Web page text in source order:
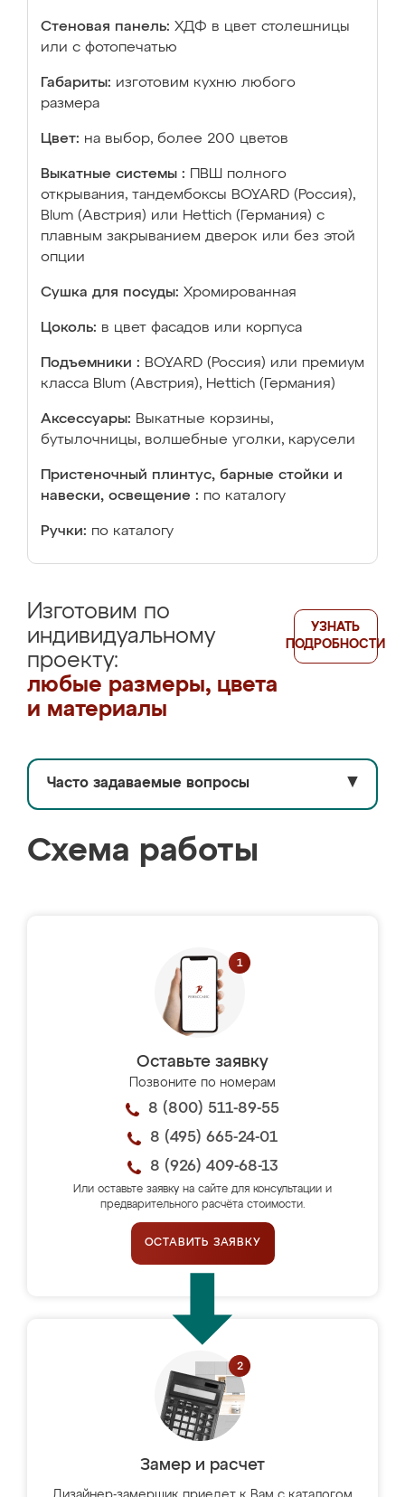
Стеновая панель: ХДФ в цвет столешницы
или с фотопечатью
Габариты: изготовим кухню любого
размера
Цвет: на выбор, более 200 цветов
Выкатные системы :
ПВШ полного
открывания, тандембоксы BOYARD (Россия),
Blum (Австрия) или Hettich (Германия) с
плавным закрыванием дверок или без этой
опции
Сушка для посуды: Хромированная
Цоколь: в цвет фасадов или корпуса
Подъемники : BOYARD (Россия) или премиум
класса Blum (Австрия), Hettich (Германия)
Аксессуары: Выкатные корзины,
бутылочницы, волшебные уголки, карусели
Пристеночный плинтус, барные стойки и
навески, освещение : по каталогу
Ручки: по каталогу
Изготовим по
индивидуальному
проекту:
любые размеры, цвета
и материалы
УЗНАТЬ
ПОДРОБНОСТИ
Часто задаваемые вопросы ▼
Схема работы
Оставьте заявку
Позвоните по номерам
8 (800) 511-89-55
8 (495) 665-24-01
8 (926) 409-68-13
Или оставьте заявку на сайте для консультации и
предварительного расчёта стоимости.
ОСТАВИТЬ ЗАЯВКУ
Замер и расчет